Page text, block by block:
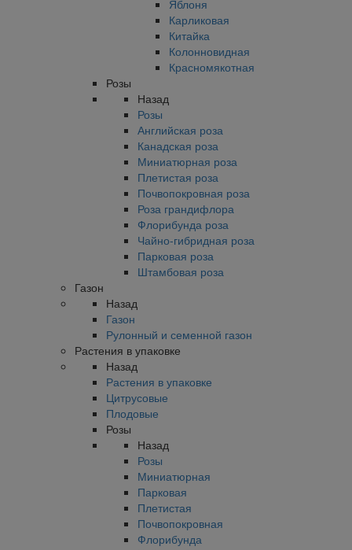
Яблоня
Карликовая
Китайка
Колонновидная
Красномякотная
Розы
Назад
Розы
Английская роза
Канадская роза
Миниатюрная роза
Плетистая роза
Почвопокровная роза
Роза грандифлора
Флорибунда роза
Чайно-гибридная роза
Парковая роза
Штамбовая роза
Газон
Назад
Газон
Рулонный и семенной газон
Растения в упаковке
Назад
Растения в упаковке
Цитрусовые
Плодовые
Розы
Назад
Розы
Миниатюрная
Парковая
Плетистая
Почвопокровная
Флорибунда